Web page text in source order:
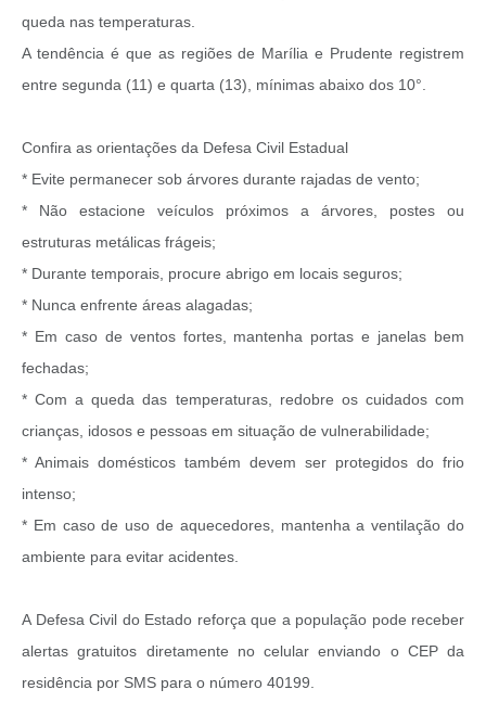
queda nas temperaturas.
A tendência é que as regiões de Marília e Prudente registrem
entre segunda (11) e quarta (13), mínimas abaixo dos 10°.
Confira as orientações da Defesa Civil Estadual
* Evite permanecer sob árvores durante rajadas de vento;
* Não estacione veículos próximos a árvores, postes ou
estruturas metálicas frágeis;
* Durante temporais, procure abrigo em locais seguros;
* Nunca enfrente áreas alagadas;
* Em caso de ventos fortes, mantenha portas e janelas bem
fechadas;
* Com a queda das temperaturas, redobre os cuidados com
crianças, idosos e pessoas em situação de vulnerabilidade;
* Animais domésticos também devem ser protegidos do frio
intenso;
* Em caso de uso de aquecedores, mantenha a ventilação do
ambiente para evitar acidentes.
A Defesa Civil do Estado reforça que a população pode receber
alertas gratuitos diretamente no celular enviando o CEP da
residência por SMS para o número 40199.